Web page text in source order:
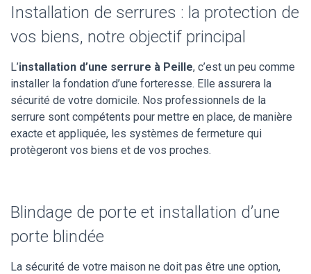
Installation de serrures : la protection de
vos biens, notre objectif principal
L’installation d’une serrure à Peille, c’est un peu comme
installer la fondation d’une forteresse. Elle assurera la
sécurité de votre domicile. Nos professionnels de la
serrure sont compétents pour mettre en place, de manière
exacte et appliquée, les systèmes de fermeture qui
protègeront vos biens et de vos proches.
Blindage de porte et installation d’une
porte blindée
La sécurité de votre maison ne doit pas être une option,